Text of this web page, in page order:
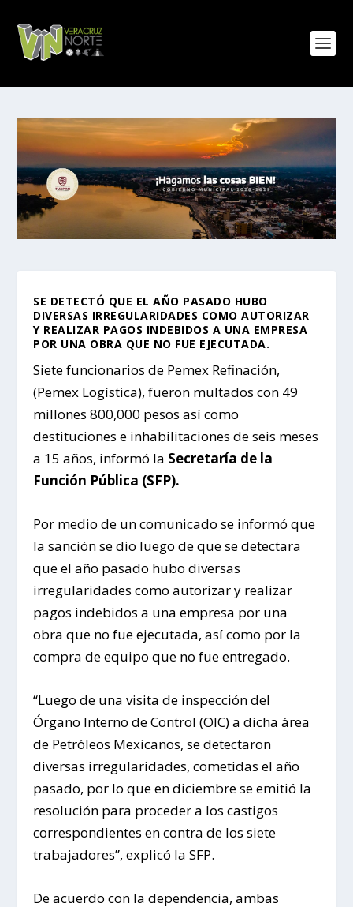
SE DETECTÓ QUE EL AÑO PASADO HUBO
DIVERSAS IRREGULARIDADES COMO AUTORIZAR
Y REALIZAR PAGOS INDEBIDOS A UNA EMPRESA
POR UNA OBRA QUE NO FUE EJECUTADA.
Siete funcionarios de Pemex Refinación,
(Pemex Logística), fueron multados con 49
millones 800,000 pesos así como
destituciones e inhabilitaciones de seis meses
a 15 años, informó la Secretaría de la
Función Pública (SFP).
Por medio de un comunicado se informó que
la sanción se dio luego de que se detectara
que el año pasado hubo diversas
irregularidades como autorizar y realizar
pagos indebidos a una empresa por una
obra que no fue ejecutada, así como por la
compra de equipo que no fue entregado.
“Luego de una visita de inspección del
Órgano Interno de Control (OIC) a dicha área
de Petróleos Mexicanos, se detectaron
diversas irregularidades, cometidas el año
pasado, por lo que en diciembre se emitió la
resolución para proceder a los castigos
correspondientes en contra de los siete
trabajadores”, explicó la SFP.
De acuerdo con la dependencia, ambas